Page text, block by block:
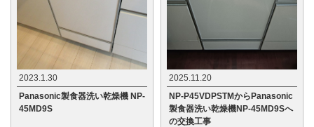
2023.1.30
Panasonic製食器洗い乾燥機 NP-
45MD9S
2025.11.20
NP-P45VDPSTMからPanasonic
製食器洗い乾燥機NP-45MD9Sへ
の交換工事